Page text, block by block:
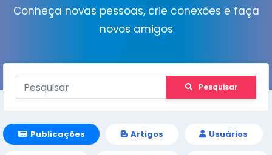
Conheça novas pessoas, crie conexões e faça
novos amigos
Pesquisar
Publicações Artigos Usuários